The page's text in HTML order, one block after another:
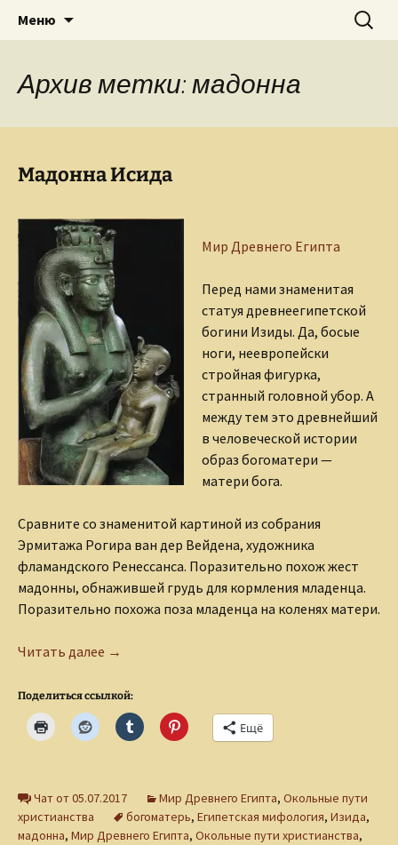
Сайт Ольги Грибановой
Творческое пространство писателя,
поэта, публициста, литературоведа
Ольги Грибановой
Меню Найти:
Архив метки: мадонна
Мадонна Исида
Мир Древнего Египта
Перед нами знаменитая
статуя древнеегипетской
богини Изиды. Да, босые
ноги, неевропейски
стройная фигурка,
странный головной убор. А
между тем это древнейший
в человеческой истории
образ богоматери —
матери бога.
Сравните со знаменитой картиной из собрания
Эрмитажа Рогира ван дер Вейдена, художника
фламандского Ренессанса. Поразительно похож жест
мадонны, обнажившей грудь для кормления младенца.
Поразительно похожа поза младенца на коленях матери.
Читать далее Мадонна Исида
→
Поделиться ссылкой:
Ещё
Чат от 05.07.2017 Мир Древнего Египта, Окольные пути
христианства
богоматерь, Египетская мифология, Изида,
мадонна, Мир Древнего Египта, Окольные пути христианства,